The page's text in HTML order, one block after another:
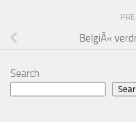
BelgiÃ«
Search